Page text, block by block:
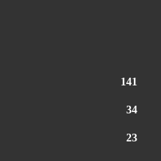
141
34
23